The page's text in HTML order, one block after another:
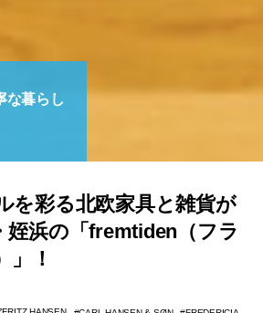
な暮らし
を彩る北欧家具と雑貨が
姪浜の「fremtiden（フラ
」！